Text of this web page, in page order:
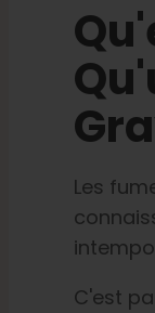
Les
C'est